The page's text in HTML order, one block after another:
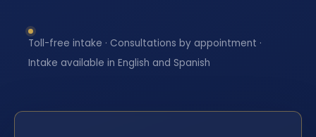
Toll-free intake · Consultations by appointment ·
Intake available in English and Spanish